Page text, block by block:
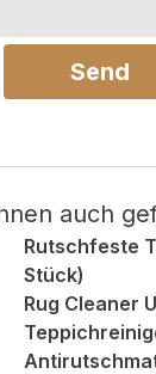
Send
auch
Rutschfeste
Stück)
Rug Cleaner